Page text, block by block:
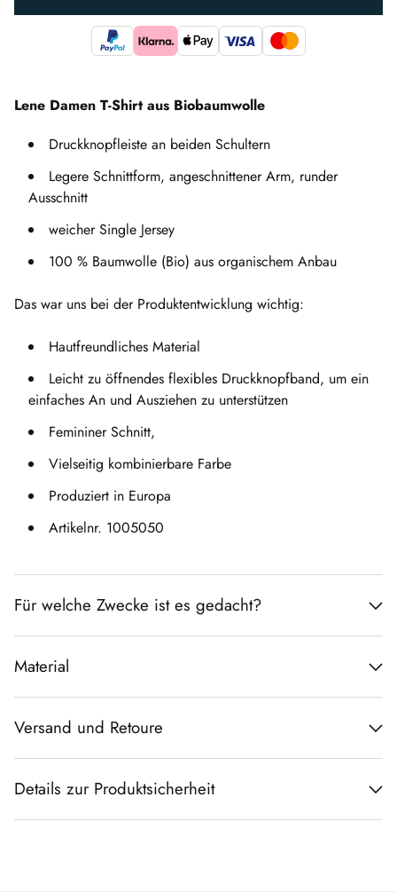
Lene Damen T-Shirt aus Biobaumwolle
Druckknopfleiste an beiden Schultern
Legere Schnittform, angeschnittener Arm, runder
Ausschnitt
weicher Single Jersey
100 % Baumwolle (Bio) aus organischem Anbau
Das war uns bei der Produktentwicklung wichtig:
Hautfreundliches Material
Leicht zu öffnendes flexibles Druckknopfband, um ein
einfaches An und Ausziehen zu unterstützen
Femininer Schnitt,
Vielseitig kombinierbare Farbe
Produziert in Europa
Artikelnr. 1005050
Für welche Zwecke ist es gedacht?
Material
Versand und Retoure
Details zur Produktsicherheit